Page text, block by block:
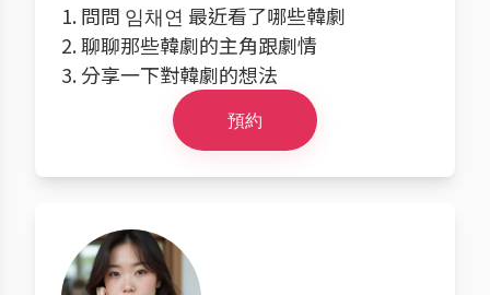
1. 問問 임채연 最近看了哪些韓劇
2. 聊聊那些韓劇的主角跟劇情
3. 分享一下對韓劇的想法
預約